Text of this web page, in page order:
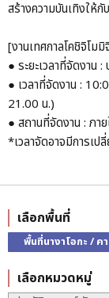
สร้างความบันเทิงให้
[งานเทศกาลโคชิจิโมมิ
● ระยะเวลาที่จัดงาน
● เวลาที่จัดงาน :
21.00 น.)
● สถานที่จัดงาน : ภาย
*เวลาจัดอาจมีการเป
เลือกพื้นที่
พื้นที่นางาโอกะ / ค
เลือกหมวดหมู่